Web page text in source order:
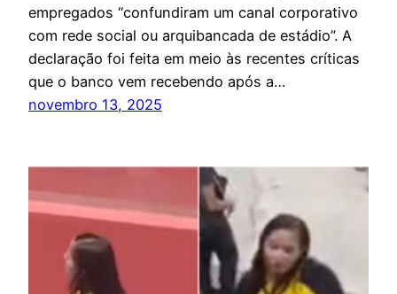
empregados “confundiram um canal corporativo
com rede social ou arquibancada de estádio”. A
declaração foi feita em meio às recentes críticas
que o banco vem recebendo após a…
novembro 13, 2025